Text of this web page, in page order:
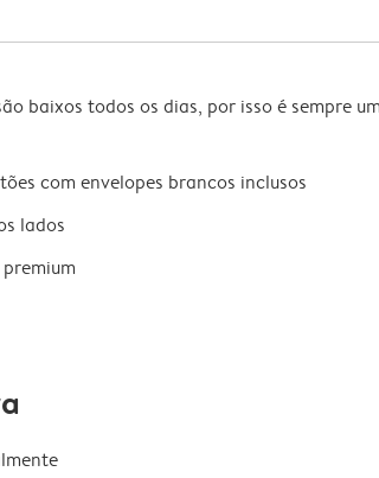
baixos todos os dias, por isso é sempre
com envelopes brancos inclusos
lados